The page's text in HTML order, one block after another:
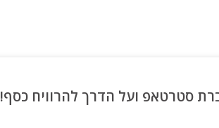
סטרטאפ ועל הדרך להרוויח כסף!